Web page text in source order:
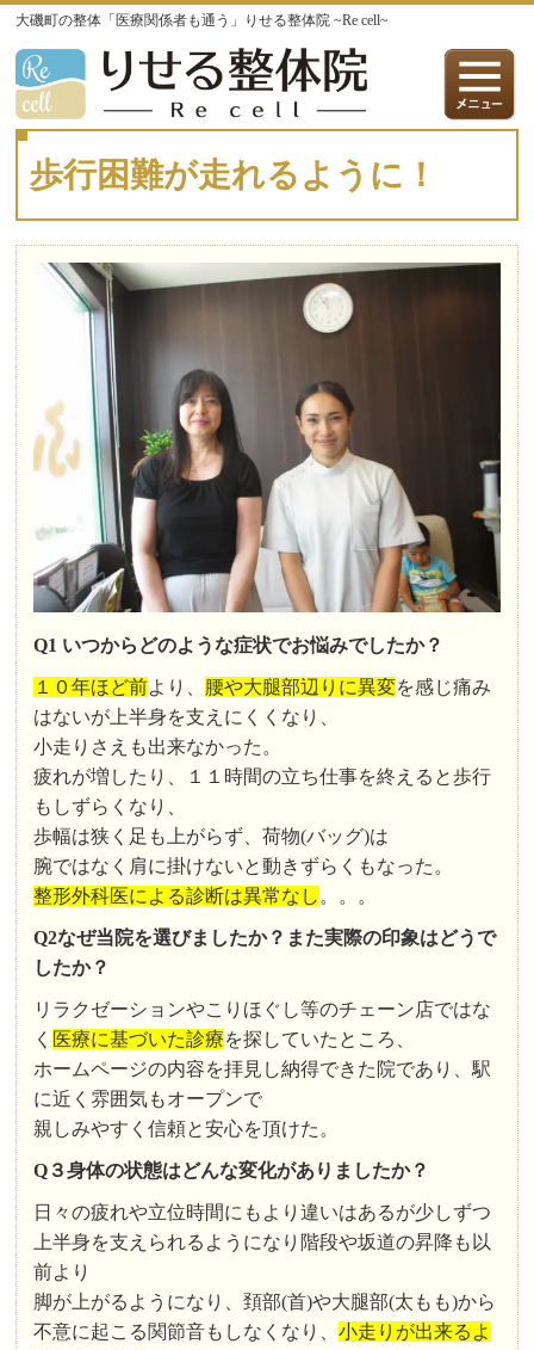
大磯町の整体「医療関係者も通う」りせる整体院 ~Re cell~
歩行困難が走れるように！
Q1 いつからどのような症状でお悩みでしたか？
１０年ほど前より、 腰や大腿部辺りに異変を感じ痛み
はないが上半身を支えにくくなり、
小走りさえも出来なかった。
疲れが増したり、１１時間の立ち仕事を終えると歩行
もしずらくなり、
歩幅は狭く足も上がらず、荷物(バッグ)は
腕ではなく肩に掛けないと動きずらくもなった。
整形外科医による診断は異常なし。。。
Q2なぜ当院を選びましたか？また実際の印象はどうで
したか？
リラクゼーションやこりほぐし等のチェーン店ではな
く 医療に基づいた診療を探していたところ、
ホームページの内容を拝見し納得できた院であり、駅
に近く雰囲気もオープンで
親しみやすく信頼と安心を頂けた。
Q３身体の状態はどんな変化がありましたか？
日々の疲れや立位時間にもより違いはあるが少しずつ
上半身を支えられるようになり階段や坂道の昇降も以
前より
脚が上がるようになり、頚部(首)や大腿部(太もも)から
不意に起こる関節音もしなくなり、小走りが出来るよ